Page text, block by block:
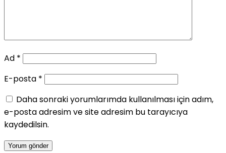
Ad *
E-posta *
Daha sonraki yorumlarımda kullanılması için adım,
e-posta adresim ve site adresim bu tarayıcıya
kaydedilsin.